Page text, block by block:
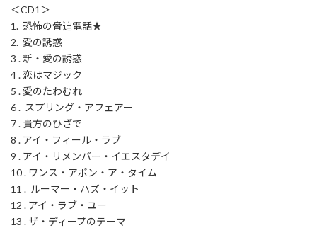
＜CD1＞
1. 恐怖の脅迫電話★
2. 愛の誘惑
3 . 新・愛の誘惑
4 . 恋はマジック
5 . 愛のたわむれ
6 . スプリング・アフェアー
7 . 貴方のひざで
8 . アイ・フィール・ラブ
9 . アイ・リメンバー・イエスタデイ
10 . ワンス・アポン・ア・タイム
11 . ルーマー・ハズ・イット
12 . アイ・ラブ・ユー
13 . ザ・ディープのテーマ